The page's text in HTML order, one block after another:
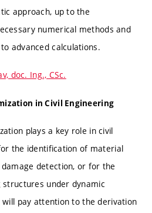
approach, up to the
numerical methods and
advanced calculations.
doc. Ing., CSc.
in Civil Engineering
plays a key role in civil
the identification of material
detection, or for the
under dynamic
will pay attention to the derivation